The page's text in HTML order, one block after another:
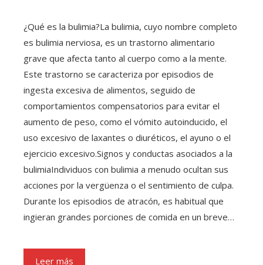
¿Qué es la bulimia?La bulimia, cuyo nombre completo
es bulimia nerviosa, es un trastorno alimentario
grave que afecta tanto al cuerpo como a la mente.
Este trastorno se caracteriza por episodios de
ingesta excesiva de alimentos, seguido de
comportamientos compensatorios para evitar el
aumento de peso, como el vómito autoinducido, el
uso excesivo de laxantes o diuréticos, el ayuno o el
ejercicio excesivo.Signos y conductas asociados a la
bulimiaIndividuos con bulimia a menudo ocultan sus
acciones por la vergüenza o el sentimiento de culpa.
Durante los episodios de atracón, es habitual que
ingieran grandes porciones de comida en un breve…
Leer más